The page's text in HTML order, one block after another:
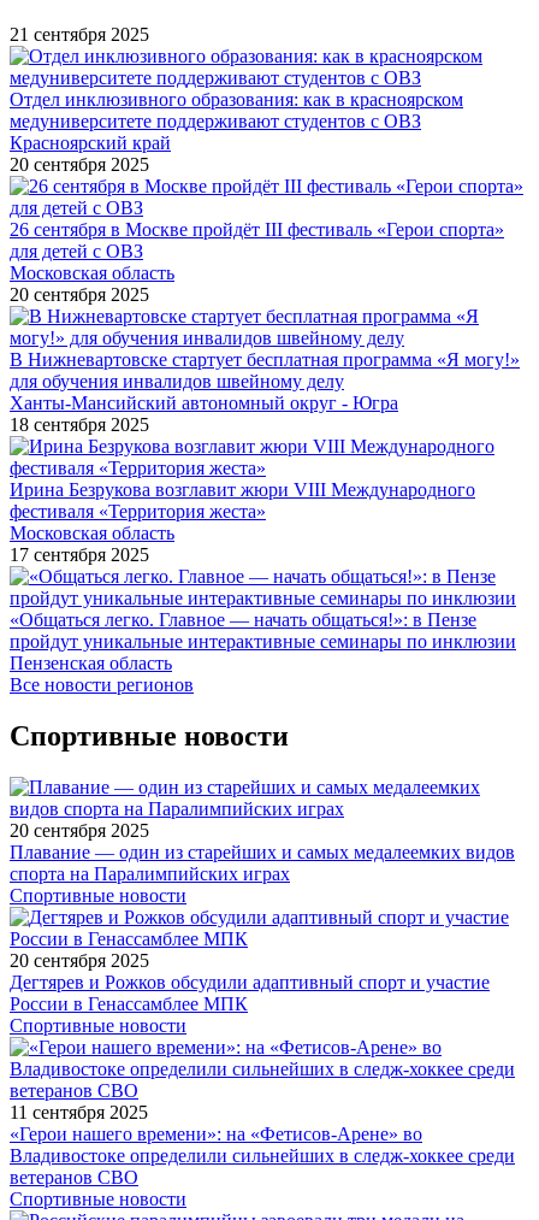
21 сентября 2025
Отдел инклюзивного образования: как в красноярском
медуниверситете поддерживают студентов с ОВЗ
Красноярский край
20 сентября 2025
26 сентября в Москве пройдёт III фестиваль «Герои спорта»
для детей с ОВЗ
Московская область
20 сентября 2025
В Нижневартовске стартует бесплатная программа «Я могу!»
для обучения инвалидов швейному делу
Ханты-Мансийский автономный округ - Югра
18 сентября 2025
Ирина Безрукова возглавит жюри VIII Международного
фестиваля «Территория жеста»
Московская область
17 сентября 2025
«Общаться легко. Главное — начать общаться!»: в Пензе
пройдут уникальные интерактивные семинары по инклюзии
Пензенская область
Все новости регионов
Спортивные новости
20 сентября 2025
Плавание — один из старейших и самых медалеемких видов
спорта на Паралимпийских играх
Спортивные новости
20 сентября 2025
Дегтярев и Рожков обсудили адаптивный спорт и участие
России в Генассамблее МПК
Спортивные новости
11 сентября 2025
«Герои нашего времени»: на «Фетисов-Арене» во
Владивостоке определили сильнейших в следж-хоккее среди
ветеранов СВО
Спортивные новости